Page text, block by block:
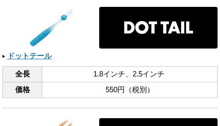
ドットテール
全長
1.8インチ、​2.5インチ
価格
550円（税別）